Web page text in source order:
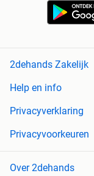
2dehands Zakelijk
Help en info
Privacyverklaring
Privacyvoorkeuren
Over 2dehands